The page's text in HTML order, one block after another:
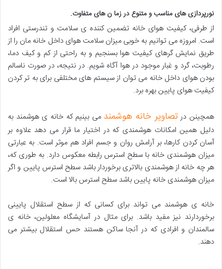
نورپردازی های مناسب و متنوع در زما ن های متفاوت.
از طرفی، کیفیت هوای خانه تضمین کننده ی سلامت و تندرستی افراد
است. امروزه می توانیم به خوبی میزان سلامت هوای داخل خانه مان را از
طریق نمایش گرهای کیفیت هوا بسنجیم و به راحتی از کم و کیف دما،
رطوبت، گرد و غبار موجود در هوا آگاه شویم. در نتیجه، در صورت ناسالم
بودن هوای داخل خانه می توان از سیستم های مختلفی برای به تر کردن
کیفیت هوای پایین بهره برد.
همچینن درتصاویر خانه هوشمند می بینیم که خانه ی هوشمند به
دلیل همین امکانات هوشمندی که در اختیار ما قرار می دهد علاوه بر
آسان کردن کارها، بر آرامش روان و جسم افراد هم موثر است. به عبارتی
میزان هوشمندی خانه با سطح استرس رابطه معکوس دارد. به طوری که،
هر چه خانه از هوشمندی بالاتری برخوردار باشد سطح استرس پایین و اگر
میزان هوشمندی خانه پایین باشد سطح استرس بالا است.
خانه ی هوشمند می تواند برای کسانی که از سطح استقلال پایینی
برخوردارند نیز مفید باشد. برای مثال در آسایشگاه معلولین، خانه ی
سالمندان و افرادی که در آنجا ساکن هستند حس استقلال بیشتر می
دهند.